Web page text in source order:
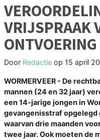
VRIJSPRAAK
Door Redactie op 15 april
WORMERVEER - De
mannen (24 en 32 jaar)
een 14-jarige jongen in
gevangenisstraf opgelegd
waarvan drie maanden
twee jaar. Ook moeten de